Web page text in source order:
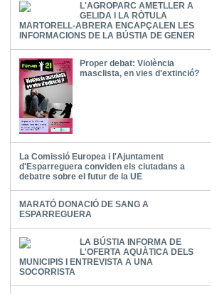
L'AGROPARC AMETLLER A
GELIDA I LA RÒTULA
MARTORELL-ABRERA ENCAPÇALEN LES
INFORMACIONS DE LA BÚSTIA DE GENER
Proper debat: Violència
masclista, en vies d'extinció?
La Comissió Europea i l'Ajuntament
d'Esparreguera conviden els ciutadans a
debatre sobre el futur de la UE
MARATÓ DONACIÓ DE SANG A
ESPARREGUERA
LA BÚSTIA INFORMA DE
L'OFERTA AQUÀTICA DELS
MUNICIPIS I ENTREVISTA A UNA
SOCORRISTA